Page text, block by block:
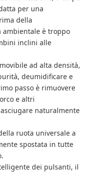
per una
della
ambientale è troppo
inclini alle
ad alta densità,
deumidificare e
passo è rimuovere
e altri
naturalmente
ruota universale a
spostata in tutte
dei pulsanti, il